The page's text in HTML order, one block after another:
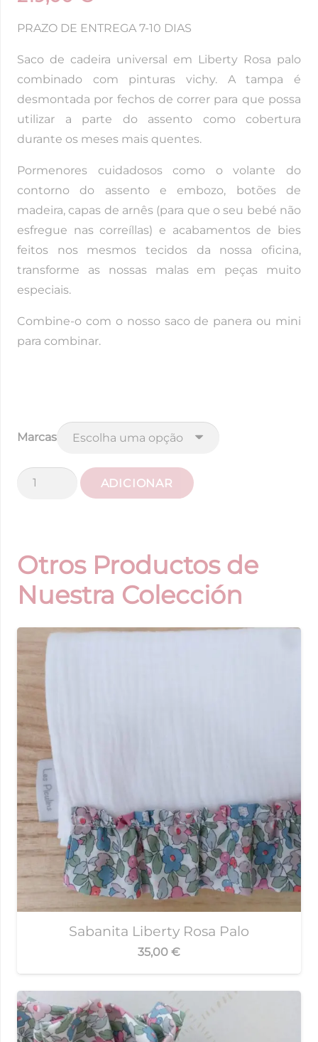
PRAZO DE ENTREGA 7-10 DIAS
Saco de cadeira universal em Liberty Rosa palo
combinado com pinturas vichy. A tampa é
desmontada por fechos de correr para que possa
utilizar a parte do assento como cobertura
durante os meses mais quentes.
Pormenores cuidadosos como o volante do
contorno do assento e embozo, botões de
madeira, capas de arnês (para que o seu bebé não
esfregue nas correíllas) e acabamentos de bies
feitos nos mesmos tecidos da nossa oficina,
transforme as nossas malas em peças muito
especiais.
Combine-o com o nosso saco de panera ou mini
para combinar.
Marcas
Quantidade
de
Passeio
Liberty
ADICIONAR
Otros Productos de
Nuestra Colección
Sabanita Liberty Rosa Palo
35,00 €